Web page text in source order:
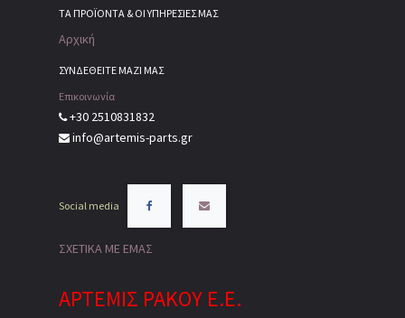
ΤΑ ΠΡΟΪΌΝΤΑ & ΟΙ ΥΠΗΡΕΣΊΕΣ ΜΑΣ
Αρχική
ΣΥΝΔΕΘΕΙΤΕ ΜΑΖΙ ΜΑΣ
Επικοινωνία
+30 2510831832
info@artemis-parts.gr
Social media
ΣΧΕΤΙΚΑ ΜΕ ΕΜΑΣ
ΑΡΤΕΜΙΣ ΡΑΚΟΥ Ε.Ε.